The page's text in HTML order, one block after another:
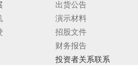
出货公告
演示材料
招股文件
财务报告
投资者关系联系